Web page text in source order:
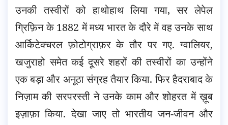
उनकी तस्वीरों को हाथोहाथ लिया गया, सर लेपेल
ग्रिफ़िन के 1882 में मध्य भारत के दौरे में वह उनके साथ
आर्किटेक्चरल फ़ोटोग्राफ़र के तौर पर गए. ग्वालियर,
खजुराहो समेत कई दूसरे शहरों की तस्वीरों का उन्होंने
एक बड़ा और अनूठा संग्रह तैयार किया. फिर हैदराबाद के
निज़ाम की सरपरस्ती ने उनके काम और शोहरत में ख़ूब
इज़ाफ़ा किया. देखा जाए तो भारतीय जन-जीवन और